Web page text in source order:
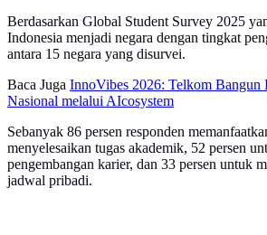
Berdasarkan Global Student Survey 2025
Indonesia menjadi negara dengan tingkat
antara 15 negara yang disurvei.
Baca Juga InnoVibes 2026: Telkom Bangun
Nasional melalui AIcosystem
Sebanyak 86 persen responden
menyelesaikan tugas akademik, 52 persen
pengembangan karier, dan 33 persen untuk
jadwal pribadi.